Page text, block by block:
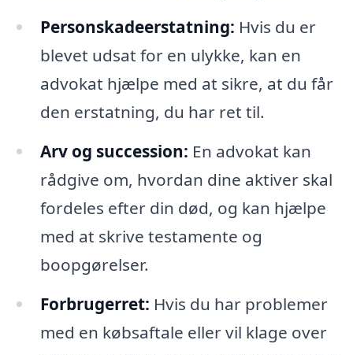
Personskadeerstatning: Hvis du er
blevet udsat for en ulykke, kan en
advokat hjælpe med at sikre, at du får
den erstatning, du har ret til.
Arv og succession: En advokat kan
rådgive om, hvordan dine aktiver skal
fordeles efter din død, og kan hjælpe
med at skrive testamente og
boopgørelser.
Forbrugerret: Hvis du har problemer
med en købsaftale eller vil klage over